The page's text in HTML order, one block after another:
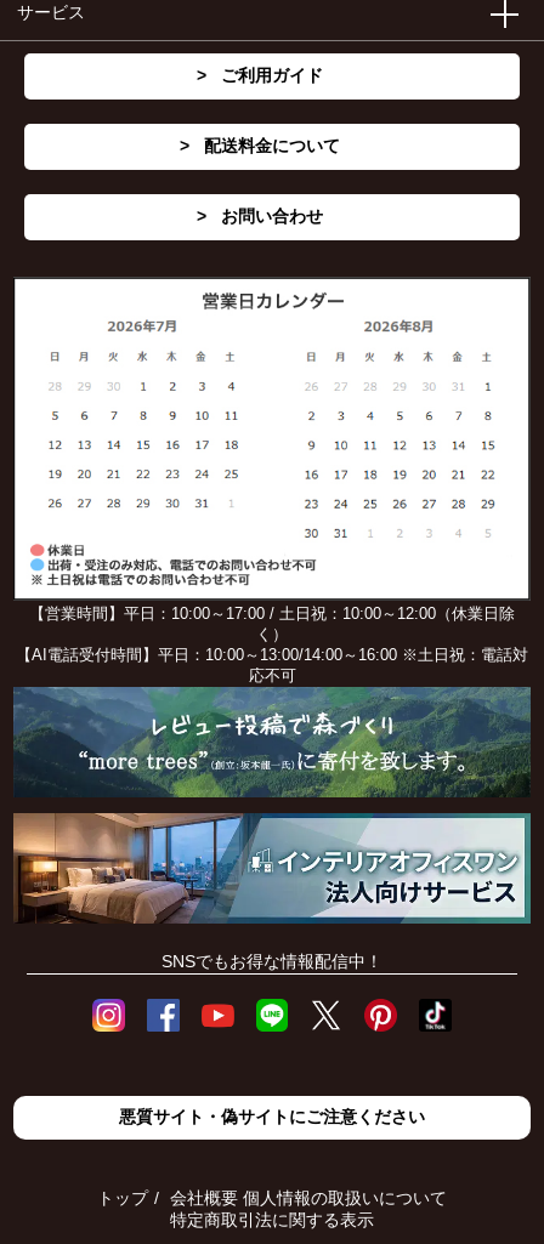
サービス
ご利用ガイド
配送料金について
お問い合わせ
【営業時間】平日：10:00～17:00 / 土日祝：10:00～12:00（休業日除
く）
【AI電話受付時間】平日：10:00～13:00/14:00～16:00 ※土日祝：電話対
応不可
SNSでもお得な情報配信中！
悪質サイト・偽サイトにご注意ください
トップ 会社概要 個人情報の取扱いについて
特定商取引法に関する表示